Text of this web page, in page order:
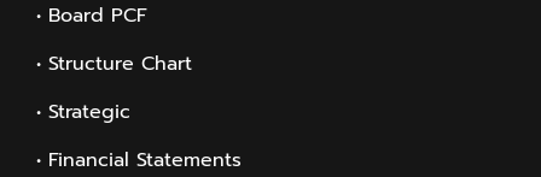
• Board PCF
• Structure Chart
• Strategic
• Financial Statements